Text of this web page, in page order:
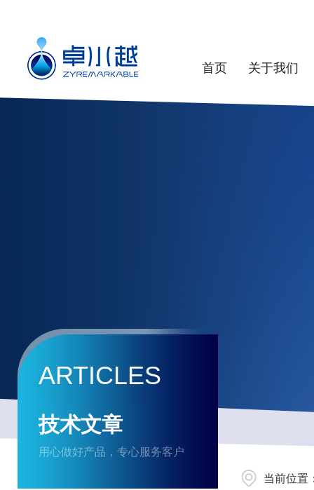
首页 关于我们
ARTICLES
技术文章
用心做好产品，专心服务客户
当前位置